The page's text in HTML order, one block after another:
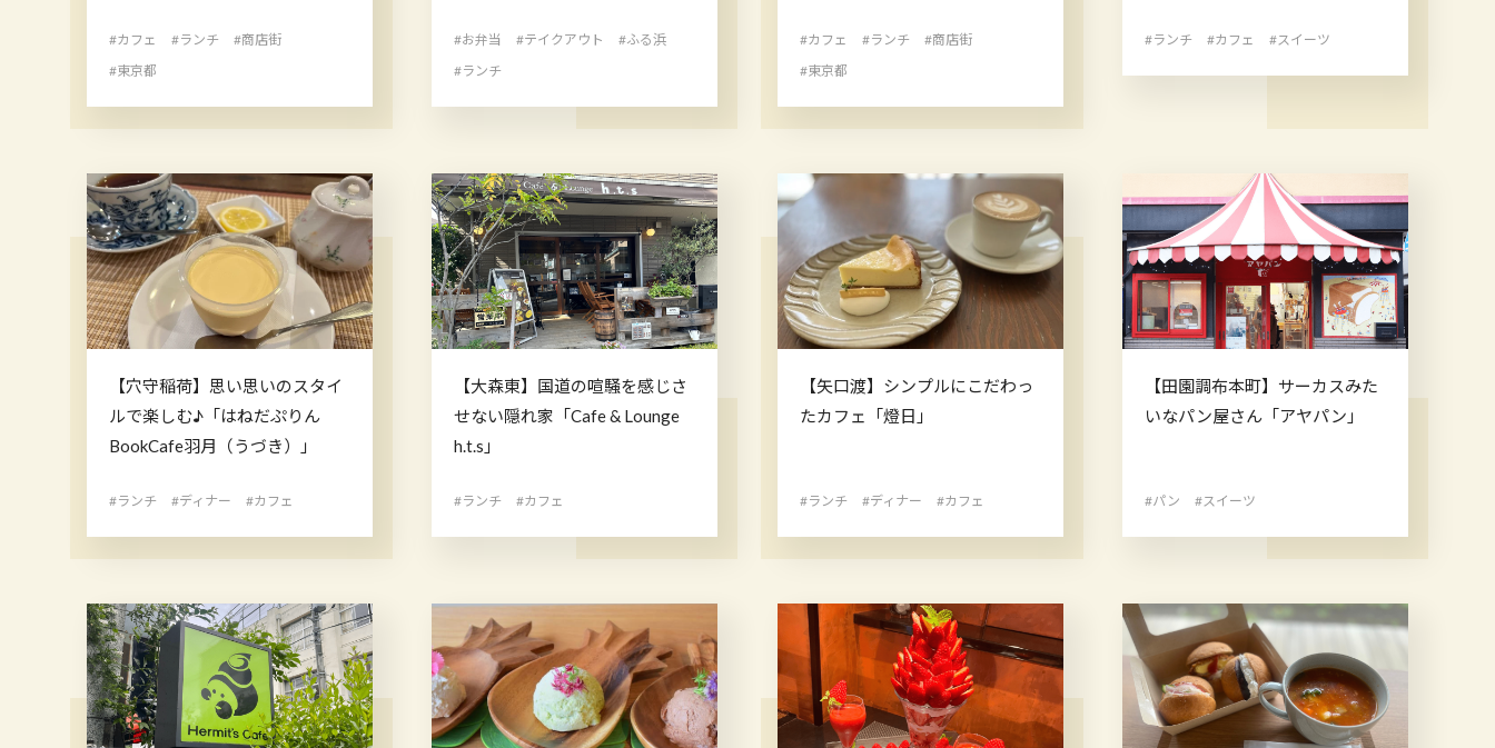
#カフェ #ランチ
#商店街
#東京都
#お弁当 #テイクアウト
#ふる浜
#ランチ
#カフェ #ランチ
#商店街
#東京都
#ランチ #カフェ #スイーツ
【穴守稲荷】思い思いのスタイ
ルで楽しむ♪「はねだぷりん
BookCafe羽月（うづき）」
#ランチ #ディナー #カフェ
【大森東】国道の喧騒を感じさ
せない隠れ家「Cafe & Lounge
h.t.s」
#ランチ #カフェ
【矢口渡】シンプルにこだわっ
たカフェ「燈日」
#ランチ #ディナー #カフェ
【田園調布本町】サーカスみた
いなパン屋さん「アヤパン」
#パン #スイーツ